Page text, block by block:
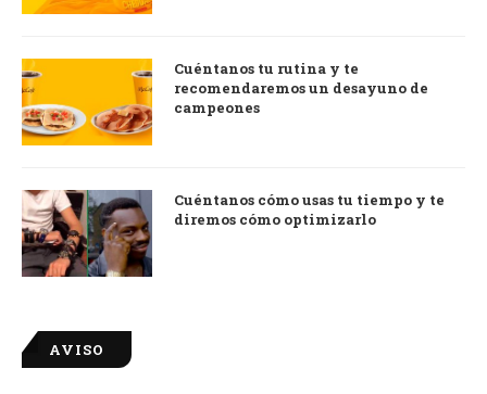
Cuéntanos tu rutina y te
recomendaremos un desayuno de
campeones
Cuéntanos cómo usas tu tiempo y te
diremos cómo optimizarlo
AVISO